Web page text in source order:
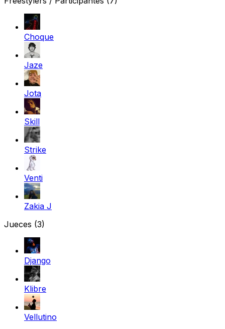
Choque
Jaze
Jota
Skill
Strike
Venti
Zakia J
Jueces (3)
Django
Klibre
Vellutino